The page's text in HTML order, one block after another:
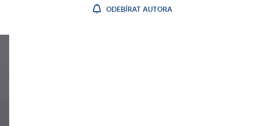
ODEBÍRAT AUTORA